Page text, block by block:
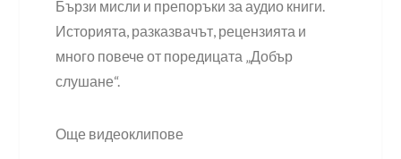
Бързи мисли и препоръки за аудио книги.
Историята, разказвачът, рецензията и
много повече от поредицата „Добър
слушане“.
Още видеоклипове